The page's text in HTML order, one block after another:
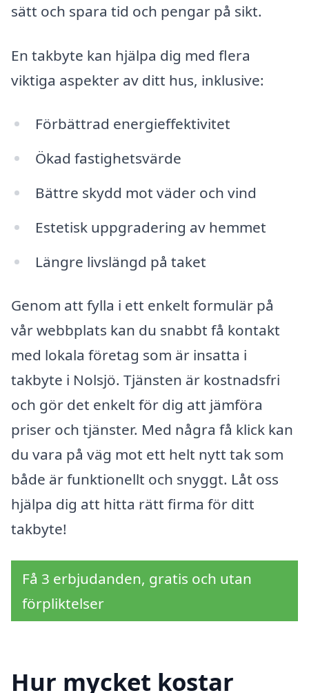
sätt och spara tid och pengar på sikt.
En takbyte kan hjälpa dig med flera
viktiga aspekter av ditt hus, inklusive:
Förbättrad energieffektivitet
Ökad fastighetsvärde
Bättre skydd mot väder och vind
Estetisk uppgradering av hemmet
Längre livslängd på taket
Genom att fylla i ett enkelt formulär på
vår webbplats kan du snabbt få kontakt
med lokala företag som är insatta i
takbyte i Nolsjö. Tjänsten är kostnadsfri
och gör det enkelt för dig att jämföra
priser och tjänster. Med några få klick kan
du vara på väg mot ett helt nytt tak som
både är funktionellt och snyggt. Låt oss
hjälpa dig att hitta rätt firma för ditt
takbyte!
Få 3 erbjudanden, gratis och utan
förpliktelser
Hur mycket kostar